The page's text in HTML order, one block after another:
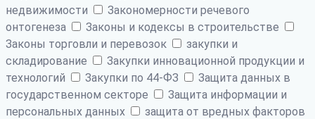
недвижимости
Закономерности речевого
онтогенеза
Законы и кодексы в строительстве
Законы торговли и перевозок
закупки и
складирование
Закупки инновационной продукции и
технологий
Закупки по 44-ФЗ
Защита данных в
государственном секторе
Защита информации и
персональных данных
защита от вредных факторов